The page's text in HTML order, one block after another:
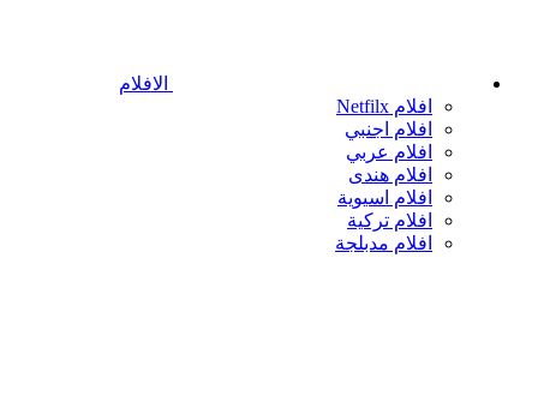
الافلام
افلام Netfilx
افلام اجنبي
افلام عربي
افلام هندى
افلام اسيوية
افلام تركية
افلام مدبلجة